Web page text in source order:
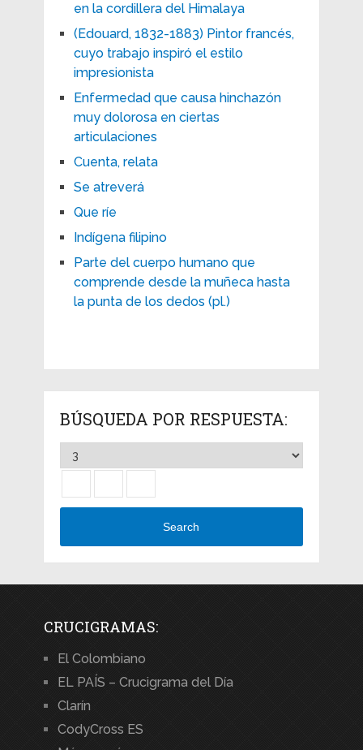
en la cordillera del Himalaya
(Edouard, 1832-1883) Pintor francés,
cuyo trabajo inspiró el estilo
impresionista
Enfermedad que causa hinchazón
muy dolorosa en ciertas
articulaciones
Cuenta, relata
Se atreverá
Que ríe
Indígena filipino
Parte del cuerpo humano que
comprende desde la muñeca hasta
la punta de los dedos (pl.)
BÚSQUEDA POR RESPUESTA:
Search
CRUCIGRAMAS:
El Colombiano
EL PAÍS – Crucigrama del Día
Clarín
CodyCross ES